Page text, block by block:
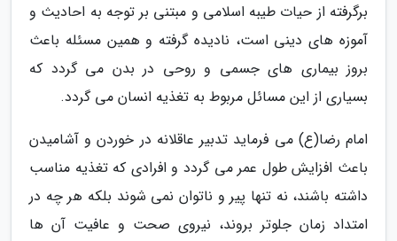
برگرفته از حیات طیبه اسلامی و مبتنی بر توجه به احادیث و
آموزه های دینی است، نادیده گرفته و همین مسئله باعث
بروز بیماری های جسمی و روحی در بدن می گردد که
بسیاری از این مسائل مربوط به تغذیه انسان می گردد.
امام رضا(ع) می فرماید تدبیر عاقلانه در خوردن و آشامیدن
باعث افزایش طول عمر می گردد و افرادی که تغذیه مناسب
داشته باشند، نه تنها پیر و ناتوان نمی شوند بلکه هر چه در
امتداد زمان جلوتر بروند، نیروی صحت و عافیت آن ها